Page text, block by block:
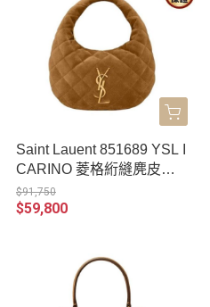
Saint Lauent 851689 YSL I
CARINO 菱格絎縫麂皮包
焦糖干邑
$91,750
$59,800